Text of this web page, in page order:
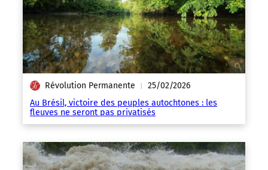
Révolution Permanente | 25/02/2026
Au Brésil, victoire des peuples autochtones : les
fleuves ne seront pas privatisés